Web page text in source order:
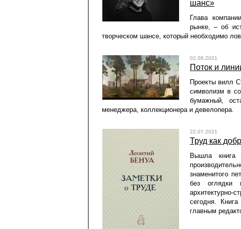
шанс»
Глава
рынке, – об
творческом шансе, который необходимо
02.08.2021
Поток и
Проекты вилл
символизм в
бумажный,
менеджера, коллекционера и девелопера.
22.07.2021
Труд как
Вышла книга
знаменитого
без оглядки
сегодня.
главным